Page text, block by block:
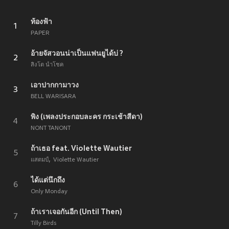
1
ท้องฟ้า
PAPER
2
อ้ายจัสวอนน่าเป็นแฟนยูได้บ่ ?
สิงโต นำโชค
3
เอาปากกามาวง
BELL WARISARA
4
พิง (เพลงประกอบละคร กระเช้าสีดา)
NONT TANONT
5
ถ้าเธอ feat. Violette Wautier
แสตมป์ Violette Wautier
6
ได้แต่นึกถึง
Only Monday
7
ถ้าเราเจอกันอีก (Until Then)
Tilly Birds